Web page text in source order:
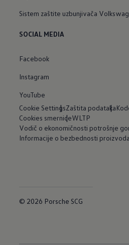
Sistem zaštite uzbunjivača
SOCIAL MEDIA
Facebook
Instagram
YouTube
Cookie SettingsZaštita podataka
Cookies smerniceWLTP
Vodič o ekonomičnosti potrošnje
Informacije o bezbednosti proizvoda
© 2026 Porsche SCG